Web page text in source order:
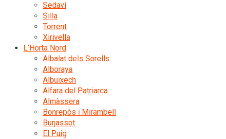
Sedaví
Silla
Torrent
Xirivella
L’Horta Nord
Albalat dels Sorells
Alboraya
Albuixech
Alfara del Patriarca
Almàssera
Bonrepòs i Mirambell
Burjassot
El Puig